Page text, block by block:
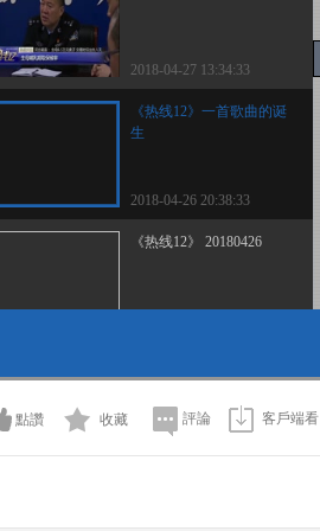
2018-04-27 13:34:33
《热线12》一首歌曲的诞
生
2018-04-26 20:38:33
《热线12》 20180426
2018-04-25 14:06:35
杀玩偶
點讚 收藏 評論 客戶端看